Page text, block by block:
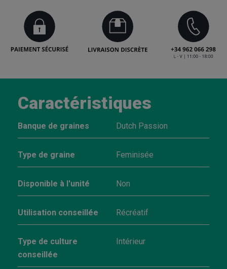
Caractéristiques
Banque de graines Dutch Passion
Type de graine Feminisée
Disponible à l'unité Non
Utilisation conseillée Récréatif
Type de culture
conseillée
Intérieur